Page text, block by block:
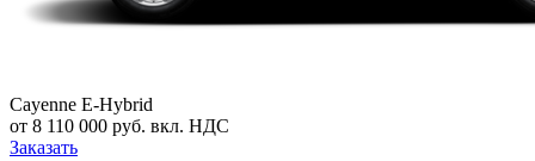
Cayenne E-Hybrid
от 8 110 000 руб. вкл. НДС
Заказать